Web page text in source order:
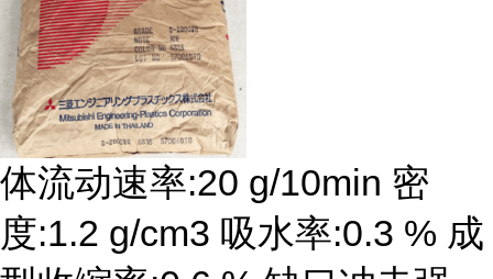
体流动速率:20 g/10min 密
度:1.2 g/cm3 吸水率:0.3 % 成